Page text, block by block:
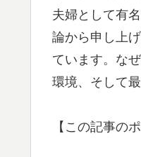
夫婦として有
論から申し上
ています。な
環境、そして
【この記事の